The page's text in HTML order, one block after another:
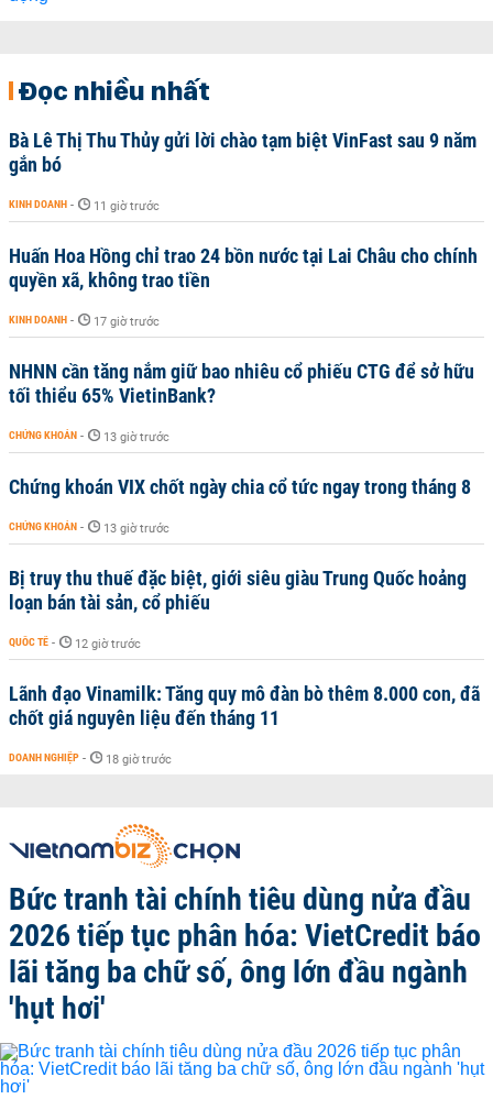
Đọc nhiều nhất
Bà Lê Thị Thu Thủy gửi lời chào tạm biệt VinFast sau 9 năm
gắn bó
KINH DOANH - 11 giờ trước
Huấn Hoa Hồng chỉ trao 24 bồn nước tại Lai Châu cho chính
quyền xã, không trao tiền
KINH DOANH - 17 giờ trước
NHNN cần tăng nắm giữ bao nhiêu cổ phiếu CTG để sở hữu
tối thiểu 65% VietinBank?
CHỨNG KHOÁN - 13 giờ trước
Chứng khoán VIX chốt ngày chia cổ tức ngay trong tháng 8
CHỨNG KHOÁN - 13 giờ trước
Bị truy thu thuế đặc biệt, giới siêu giàu Trung Quốc hoảng
loạn bán tài sản, cổ phiếu
QUỐC TẾ - 12 giờ trước
Lãnh đạo Vinamilk: Tăng quy mô đàn bò thêm 8.000 con, đã
chốt giá nguyên liệu đến tháng 11
DOANH NGHIỆP - 18 giờ trước
Bức tranh tài chính tiêu dùng nửa đầu
2026 tiếp tục phân hóa: VietCredit báo
lãi tăng ba chữ số, ông lớn đầu ngành
'hụt hơi'